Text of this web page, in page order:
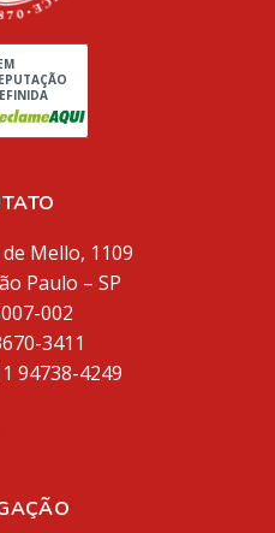
Mello, 1109
Paulo – SP
002
3411
94738-4249